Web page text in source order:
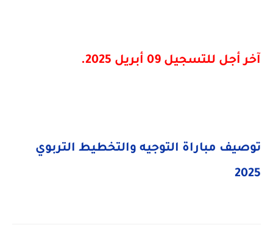
آخر أجل للتسجيل 09 أبريل 2025.
توصيف مباراة التوجيه والتخطيط التربوي
2025